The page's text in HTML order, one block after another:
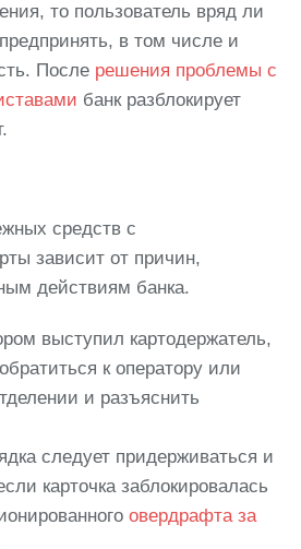
то пользователь вряд ли
в том числе и
После решения проблемы с
банк разблокирует
средств с
зависит от причин,
действиям банка.
выступил картодержатель,
к оператору или
и разъяснить
следует придерживаться и
карточка заблокировалась
овердрафта за